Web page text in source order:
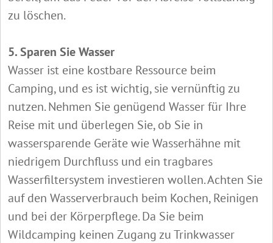
zu löschen.
5. Sparen Sie Wasser
Wasser ist eine kostbare Ressource beim
Camping, und es ist wichtig, sie vernünftig zu
nutzen. Nehmen Sie genügend Wasser für Ihre
Reise mit und überlegen Sie, ob Sie in
wassersparende Geräte wie Wasserhähne mit
niedrigem Durchfluss und ein tragbares
Wasserfiltersystem investieren wollen. Achten Sie
auf den Wasserverbrauch beim Kochen, Reinigen
und bei der Körperpflege. Da Sie beim
Wildcamping keinen Zugang zu Trinkwasser